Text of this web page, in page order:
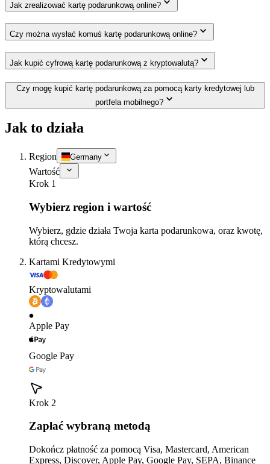
Jak zrealizować kartę podarunkową online?
Czy można wysłać komuś kartę podarunkową online?
Jak kupić cyfrową kartę podarunkową z kryptowalutą?
Czy mogę kupić kartę podarunkową za pomocą karty kredytowej lub
portfela mobilnego?
Jak to działa
Region Germany
Wartość
Krok 1
Wybierz region i wartość
Wybierz, gdzie działa Twoja karta podarunkowa, oraz kwotę,
którą chcesz.
Kartami Kredytowymi
Kryptowalutami
Apple Pay
Google Pay
Krok 2
Zapłać wybraną metodą
Dokończ płatność za pomocą Visa, Mastercard, American
Express, Discover, Apple Pay, Google Pay, SEPA, Binance